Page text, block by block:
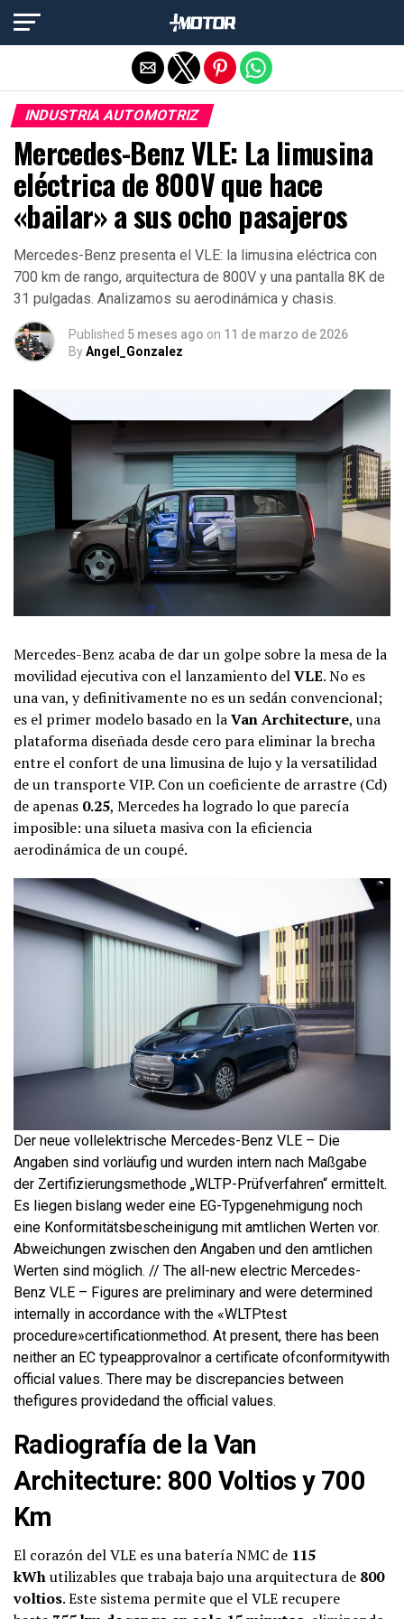
INDUSTRIA AUTOMOTRIZ
Mercedes-Benz VLE: La limusina
eléctrica de 800V que hace
«bailar» a sus ocho pasajeros
Mercedes-Benz presenta el VLE: la limusina eléctrica con
700 km de rango, arquitectura de 800V y una pantalla 8K de
31 pulgadas. Analizamos su aerodinámica y chasis.
Published 5 meses ago on 11 de marzo de 2026
ByAngel_Gonzalez
Mercedes-Benz acaba de dar un golpe sobre la mesa de la
movilidad ejecutiva con el lanzamiento delVLE. No es
una van, y definitivamente no es un sedán convencional;
es el primer modelo basado en laVan Architecture, una
plataforma diseñada desde cero para eliminar la brecha
entre el confort de una limusina de lujo y la versatilidad
de un transporte VIP. Con un coeficiente de arrastre (Cd​)
de apenas 0.25, Mercedes ha logrado lo que parecía
imposible: una silueta masiva con la eficiencia
aerodinámica de un coupé.
Der neue vollelektrische Mercedes-Benz VLE – Die
Angaben sind vorläufig und wurden intern nach Maßgabe
der Zertifizierungsmethode „WLTP-Prüfverfahren“ ermittelt.
Es liegen bislang weder eine EG-Typgenehmigung noch
eine Konformitätsbescheinigung mit amtlichen Werten vor.
Abweichungen zwischen den Angaben und den amtlichen
Werten sind möglich. // The all-new electric Mercedes-
Benz VLE – Figures are preliminary and were determined
internally in accordance with the «WLTPtest
procedure»certificationmethod. At present, there has been
neither an EC typeapprovalnor a certificate ofconformitywith
official values. There may be discrepancies between
thefigures providedand the official values.
Radiografía de la Van
Architecture: 800 Voltios y 700
Km
El corazón del VLE es una batería NMC de 115
kWhutilizables que trabaja bajo una arquitectura de 800
voltios. Este sistema permite que el VLE recupere
Salir de la versión móvil